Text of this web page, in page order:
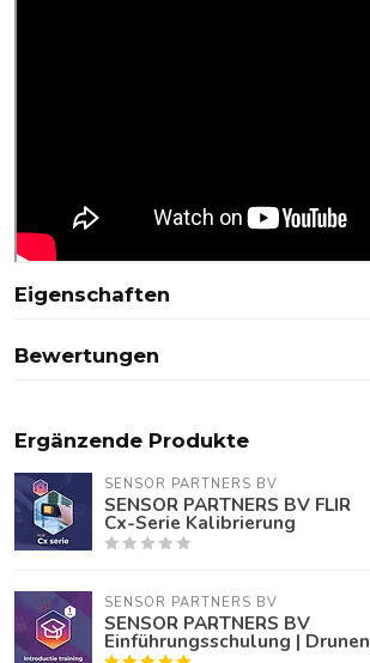
Eigenschaften
Bewertungen
Ergänzende Produkte
SENSOR PARTNERS BV
SENSOR PARTNERS BV FLIR
Cx-Serie Kalibrierung
SENSOR PARTNERS BV
SENSOR PARTNERS BV
Einführungsschulung | Drunen